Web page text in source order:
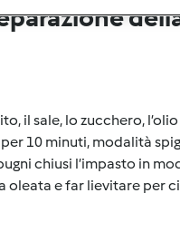
il sale, lo zucchero,
10 minuti, modalità
chiusi l’impasto in
e far lievitare per